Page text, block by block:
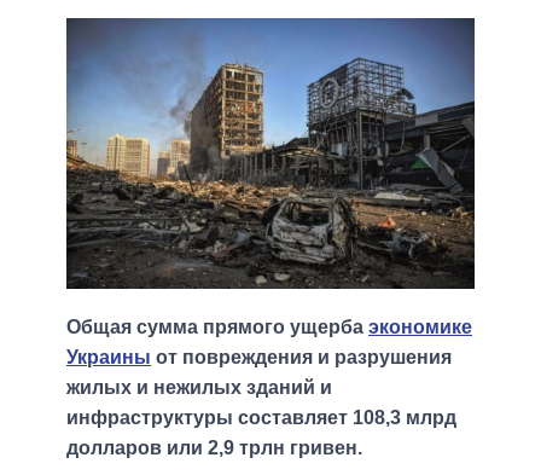
Общая сумма прямого ущерба экономике
Украины от повреждения и разрушения
жилых и нежилых зданий и
инфраструктуры составляет 108,3 млрд
долларов или 2,9 трлн гривен.